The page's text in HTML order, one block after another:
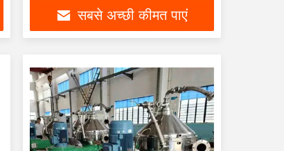
सबसे अच्छी कीमत पाएं